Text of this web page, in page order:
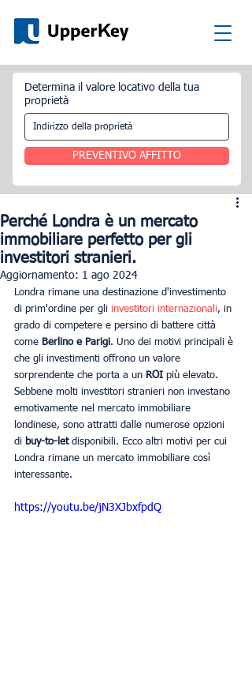
Determina il valore locativo della tua
proprietà
PREVENTIVO AFFITTO
Perché Londra è un mercato
immobiliare perfetto per gli
investitori stranieri.
Aggiornamento: 1 ago 2024
Londra rimane una destinazione d'investimento
di prim'ordine per gli investitori internazionali, in
grado di competere e persino di battere città
come Berlino e Parigi. Uno dei motivi principali è
che gli investimenti offrono un valore
sorprendente che porta a un ROI più elevato.
Sebbene molti investitori stranieri non investano
emotivamente nel mercato immobiliare
londinese, sono attratti dalle numerose opzioni
di buy-to-let disponibili. Ecco altri motivi per cui
Londra rimane un mercato immobiliare così
interessante.
https://youtu.be/jN3XJbxfpdQ